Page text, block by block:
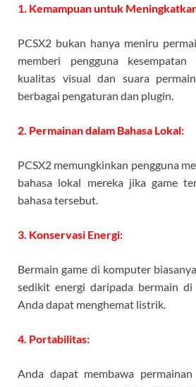
1. Kemampuan untuk
PCSX2 bukan hanya meniru
memberi pengguna
kualitas visual dan suara
berbagai pengaturan dan plugin.
2. Permainan dalam Bahasa Lokal:
PCSX2 memungkinkan pengguna
bahasa lokal mereka jika game
bahasa tersebut.
3. Konservasi Energi:
Bermain game di komputer
sedikit energi daripada bermain
Anda dapat menghemat listrik.
4. Portabilitas:
Anda dapat membawa